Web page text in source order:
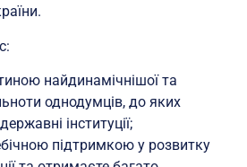
найдинамічнішої та
однодумців, до яких
інституції;
підтримкою у розвитку